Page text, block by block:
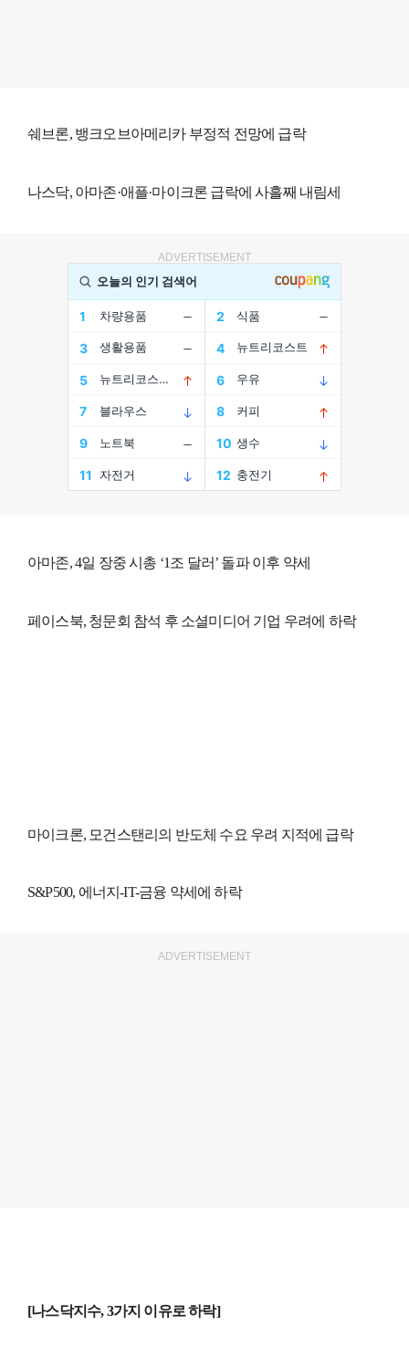
쉐브론, 뱅크오브아메리카 부정적 전망에 급락
나스닥, 아마존·애플·마이크론 급락에 사흘째 내림세
ADVERTISEMENT
아마존, 4일 장중 시총 ‘1조 달러’ 돌파 이후 약세
페이스북, 청문회 참석 후 소셜미디어 기업 우려에 하락
마이크론, 모건스탠리의 반도체 수요 우려 지적에 급락
S&P500, 에너지-IT-금융 약세에 하락
ADVERTISEMENT
[나스닥지수, 3가지 이유로 하락]